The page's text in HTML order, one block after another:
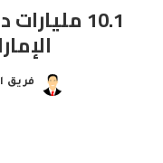
10.1
فريق